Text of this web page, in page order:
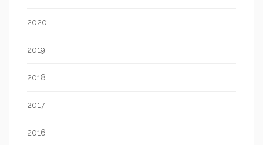
2020
2019
2018
2017
2016